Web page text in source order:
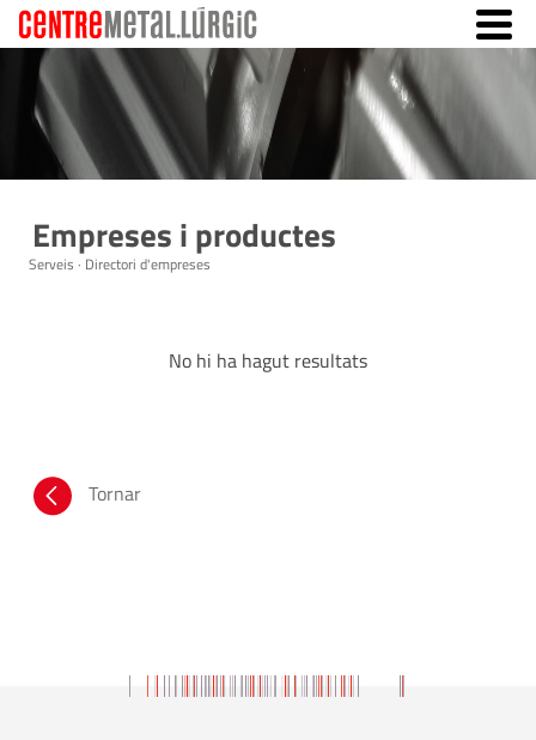
Empreses i productes
Serveis · Directori d'empreses
No hi ha hagut resultats
Tornar